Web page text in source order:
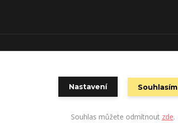
Nastavení Souhlasím
Souhlas můžete odmítnout zde.